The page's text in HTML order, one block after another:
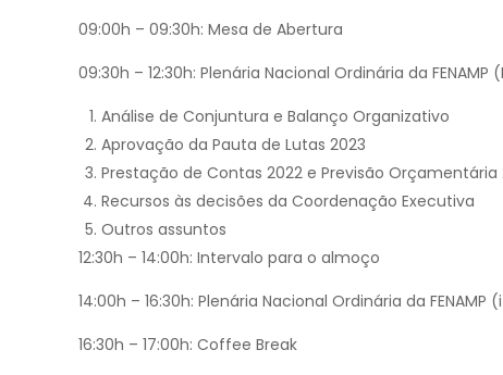
09:00h – 09:30h: Mesa de Abertura
09:30h – 12:30h: Plenária Nacional Ordinária da FENAMP
Análise de Conjuntura e Balanço Organizativo
Aprovação da Pauta de Lutas 2023
Prestação de Contas 2022 e Previsão Orçamentária
Recursos às decisões da Coordenação Executiva
Outros assuntos
12:30h – 14:00h: Intervalo para o almoço
14:00h – 16:30h: Plenária Nacional Ordinária da FENAMP
16:30h – 17:00h: Coffee Break